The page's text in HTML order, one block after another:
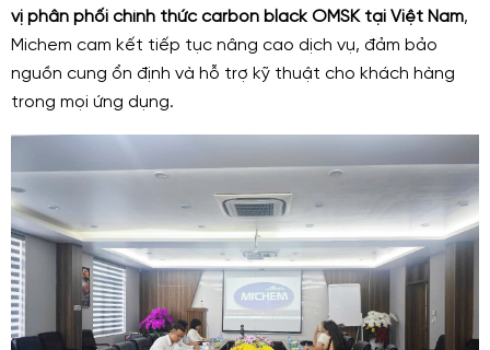
vị phân phối chính thức carbon black OMSK tại Việt Nam,
Michem cam kết tiếp tục nâng cao dịch vụ, đảm bảo
nguồn cung ổn định và hỗ trợ kỹ thuật cho khách hàng
trong mọi ứng dụng.